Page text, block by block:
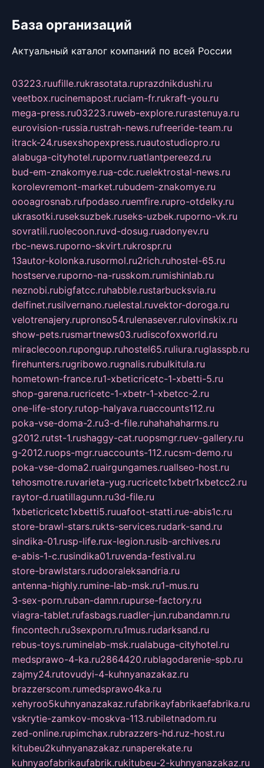
База организаций
Актуальный каталог компаний по всей России
03223.ruufille.rukrasotata.ruprazdnikdushi.ru
veetbox.rucinemapost.ruciam-fr.rukraft-you.ru
mega-press.ru03223.ruweb-explore.rurastenuya.ru
eurovision-russia.rustrah-news.rufreeride-team.ru
itrack-24.rusexshopexpress.ruautostudiopro.ru
alabuga-cityhotel.rupornv.ruatlantpereezd.ru
bud-em-znakomye.rua-cdc.ruelektrostal-news.ru
korolevremont-market.rubudem-znakomye.ru
oooagrosnab.rufpodaso.ruemfire.rupro-otdelky.ru
ukrasotki.ruseksuzbek.ruseks-uzbek.ruporno-vk.ru
sovratili.ruolecoon.ruvd-dosug.ruadonyev.ru
rbc-news.ruporno-skvirt.rukrospr.ru
13autor-kolonka.rusormol.ru2rich.ruhostel-65.ru
hostserve.ruporno-na-russkom.rumishinlab.ru
neznobi.rubigfatcc.ruhabble.rustarbucksvia.ru
delfinet.rusilvernano.ruelestal.ruvektor-doroga.ru
velotrenajery.rupronso54.rulenasever.rulovinskix.ru
show-pets.rusmartnews03.rudiscofoxworld.ru
miraclecoon.rupongup.ruhostel65.ruliura.ruglasspb.ru
firehunters.rugribowo.rugnalis.rubulkitula.ru
hometown-france.ru1-xbeticricetc-1-xbetti-5.ru
shop-garena.rucricetc-1-xbetr-1-xbetcc-2.ru
one-life-story.rutop-halyava.ruaccounts112.ru
poka-vse-doma-2.ru3-d-file.ruhahahaharms.ru
g2012.rutst-1.rushaggy-cat.ruopsmgr.ruev-gallery.ru
g-2012.ruops-mgr.ruaccounts-112.rucsm-demo.ru
poka-vse-doma2.ruairgungames.ruallseo-host.ru
tehosmotre.ruvarieta-yug.rucricetc1xbetr1xbetcc2.ru
raytor-d.ruatillagunn.ru3d-file.ru
1xbeticricetc1xbetti5.ruuafoot-statti.rue-abis1c.ru
store-brawl-stars.rukts-services.rudark-sand.ru
sindika-01.rusp-life.rux-legion.rusib-archives.ru
e-abis-1-c.rusindika01.ruvenda-festival.ru
store-brawlstars.rudooraleksandria.ru
antenna-highly.rumine-lab-msk.ru1-mus.ru
3-sex-porn.ruban-damn.rupurse-factory.ru
viagra-tablet.rufasbags.ruadler-jun.rubandamn.ru
fincontech.ru3sexporn.ru1mus.rudarksand.ru
rebus-toys.ruminelab-msk.rualabuga-cityhotel.ru
medsprawo-4-ka.ru2864420.rublagodarenie-spb.ru
zajmy24.rutovudyi-4-kuhnyanazakaz.ru
brazzerscom.rumedsprawo4ka.ru
xehyroo5kuhnyanazakaz.rufabrikayfabrikaefabrika.ru
vskrytie-zamkov-moskva-113.rubiletnadom.ru
zed-online.rupimchax.rubrazzers-hd.ruz-host.ru
kitubeu2kuhnyanazakaz.runaperekate.ru
kuhnyaofabrikaufabrik.rukitubeu-2-kuhnyanazakaz.ru